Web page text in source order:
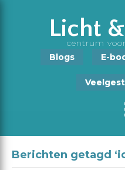
Licht
centrum
Blogs
E-
Berichten getagd